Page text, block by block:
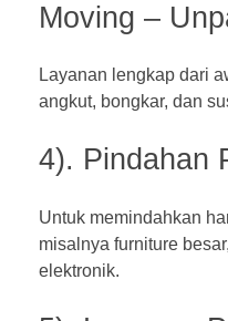
Moving –
Layanan lengkap dari
angkut, bongkar, dan
4). Pindahan
Untuk memindahkan
misalnya furniture
elektronik.